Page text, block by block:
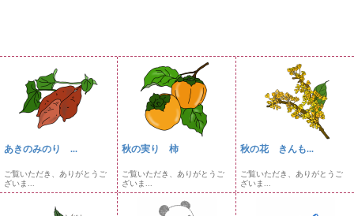
あきのみのり ...
ご覧いただき、ありがとうご
ざいま...
秋の実り 柿
ご覧いただき、ありがとうご
ざいま...
秋の花 きんも...
ご覧いただき、ありがとうご
ざいま...